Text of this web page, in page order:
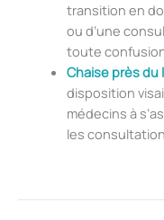
transition en
ou d’une
toute
Chaise près du
disposition
médecins à
les